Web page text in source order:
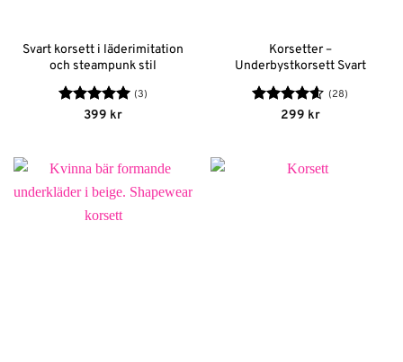
Svart korsett i läderimitation
och steampunk stil
Betygsatt5
(3)
399 kr
Korsetter –
Underbystkorsett Svart
Betygsatt
(28)
299 kr